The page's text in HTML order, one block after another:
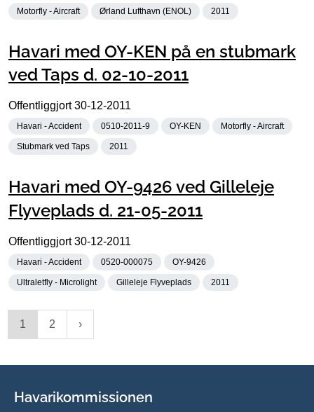
Motorfly - Aircraft Ørland Lufthavn (ENOL) 2011
Havari med OY-KEN på en stubmark
ved Taps d. 02-10-2011
Offentliggjort30-12-2011
Havari - Accident 0510-2011-9 OY-KEN Motorfly - Aircraft
Stubmark ved Taps 2011
Havari med OY-9426 ved Gilleleje
Flyveplads d. 21-05-2011
Offentliggjort30-12-2011
Havari - Accident 0520-000075 OY-9426
Ultraletfly - Microlight Gilleleje Flyveplads 2011
1 2
Havarikommissionen